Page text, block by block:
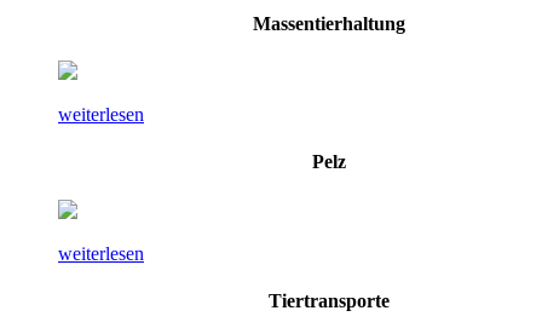
Massentierhaltung
weiterlesen
Pelz
weiterlesen
Tiertransporte